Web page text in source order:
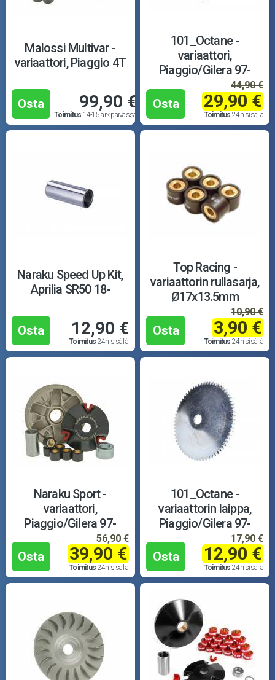
Malossi Multivar -
variaattori, Piaggio 4T
Osta 99,90 €
Toimitus 14-15 arkipäivässä
101_Octane -
variaattori,
Piaggio/Gilera 97-
Osta
44,90 €
29,90 €
Toimitus 24h sisällä
Naraku Speed Up Kit,
Aprilia SR50 18-
Osta 12,90 €
Toimitus 24h sisällä
Top Racing -
variaattorin rullasarja,
Ø17x13.5mm
Osta
10,90 €
3,90 €
Toimitus 24h sisällä
Naraku Sport -
variaattori,
Piaggio/Gilera 97-
Osta
56,90 €
39,90 €
Toimitus 24h sisällä
101_Octane -
variaattorin laippa,
Piaggio/Gilera 97-
Osta
17,90 €
12,90 €
Toimitus 24h sisällä